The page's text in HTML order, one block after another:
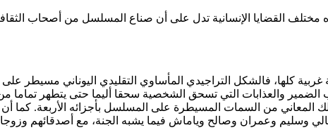
مختلف القضايا الإنسانية تدل على أن صناع المسلسل من أصحاب
كلها، فالشكل التراجيدي المأساوي التقليدي اليوناني
الضمير والعذابات التي تسحق الشخصية سحقا أليما حتى يتطهر
المعاني من السمات المسيطرة على المسلسل بأجزائه الأربعة. كما
وسليم وعمران وصالح وياماش فيما يشبه الجنة، مع